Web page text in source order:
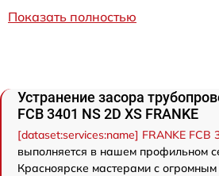
Показать полностью
Устранение засора
FCB 3401 NS 2D XS FRANKE
[dataset:services:name] FRANKE FCB
выполняется в нашем профильном
Красноярске мастерами с